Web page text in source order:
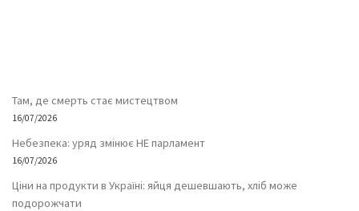
Там, де смерть стає мистецтвом
16/07/2026
Небезпека: уряд змінює НЕ парламент
16/07/2026
Ціни на продукти в Україні: яйця дешевшають, хліб може
подорожчати